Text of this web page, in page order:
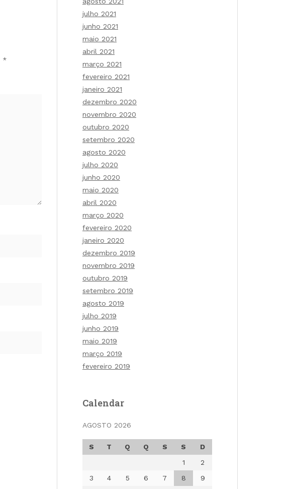
*
julho 2021
junho 2021
maio 2021
abril 2021
março 2021
fevereiro 2021
janeiro 2021
dezembro 2020
novembro 2020
outubro 2020
setembro 2020
agosto 2020
julho 2020
junho 2020
maio 2020
abril 2020
março 2020
fevereiro 2020
janeiro 2020
dezembro 2019
novembro 2019
outubro 2019
setembro 2019
agosto 2019
julho 2019
junho 2019
maio 2019
março 2019
fevereiro 2019
Calendar
AGOSTO 2026
S T Q Q S S
D
1
2
3
4 5 6 7 8
9